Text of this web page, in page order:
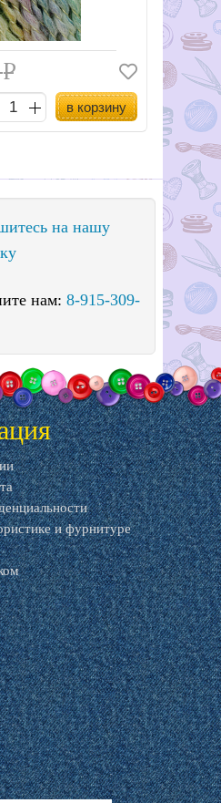
Р
в корзину
на нашу
нам: 8-915-309-
и фурнитуре